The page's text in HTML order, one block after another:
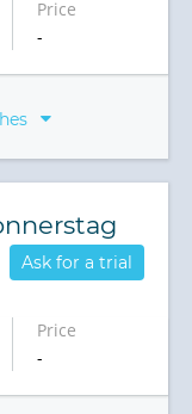
Price
-
Ask for a trial
Price
-